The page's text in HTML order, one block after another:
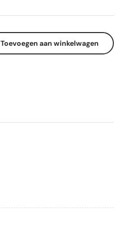
Toevoegen aan winkelwagen